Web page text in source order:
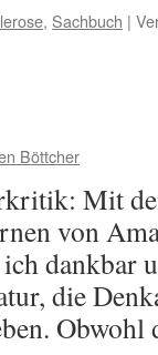
, Sachbuch |
Böttcher
Mit
von
dankbar
die